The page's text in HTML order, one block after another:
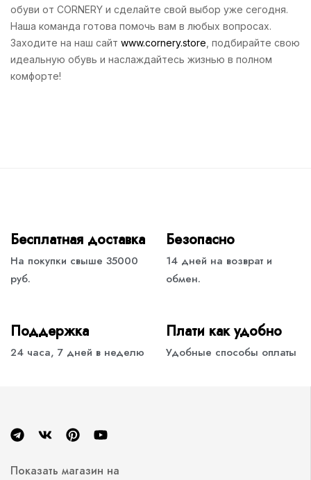
обуви от CORNERY и сделайте свой выбор уже сегодня.
Наша команда готова помочь вам в любых вопросах.
Заходите на наш сайт www.cornery.store , подбирайте свою
идеальную обувь и наслаждайтесь жизнью в полном
комфорте!
Бесплатная доставка
На покупки свыше 35000
руб.
Безопасно
14 дней на возврат и
обмен.
Поддержка
24 часа, 7 дней в неделю
Плати как удобно
Удобные способы оплаты
Показать магазин на